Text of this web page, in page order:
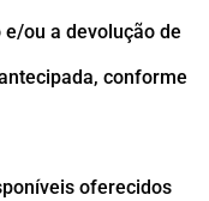
ou a devolução de
conforme
oferecidos